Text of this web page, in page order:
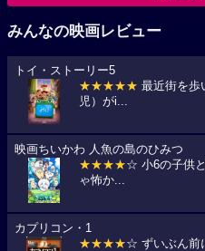
みんなの映画レビュー
トイ・ストーリー5
★★★★★ 最近街を歩
児）がi...
映画ちいかわ 人魚の島のひみつ
★★★★☆ 小6の子供
ゃ怖か...
カプリコン・1
★★★★☆ ずいぶん前